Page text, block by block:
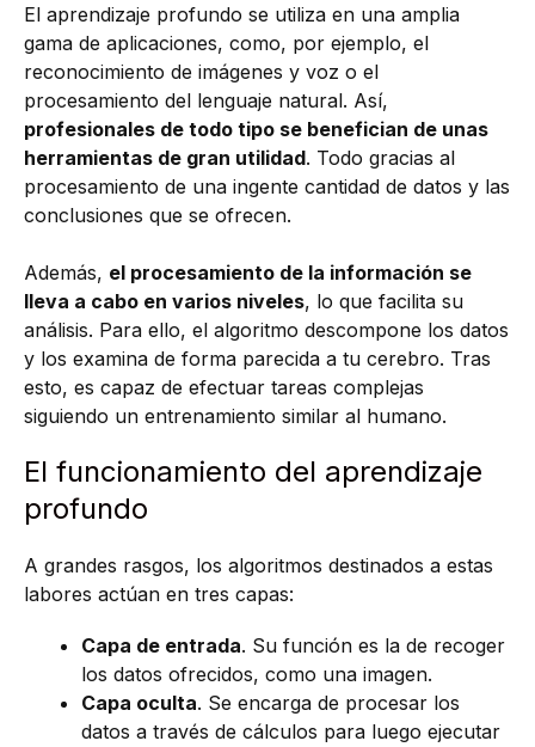
El aprendizaje profundo se utiliza en una amplia
gama de aplicaciones, como, por ejemplo, el
reconocimiento de imágenes y voz o el
procesamiento del lenguaje natural. Así,
profesionales de todo tipo se benefician de unas
herramientas de gran utilidad. Todo gracias al
procesamiento de una ingente cantidad de datos y las
conclusiones que se ofrecen.
Además, el procesamiento de la información se
lleva a cabo en varios niveles, lo que facilita su
análisis. Para ello, el algoritmo descompone los datos
y los examina de forma parecida a tu cerebro. Tras
esto, es capaz de efectuar tareas complejas
siguiendo un entrenamiento similar al humano.
El funcionamiento del aprendizaje
profundo
A grandes rasgos, los algoritmos destinados a estas
labores actúan en tres capas:
Capa de entrada. Su función es la de recoger
los datos ofrecidos, como una imagen.
Capa oculta. Se encarga de procesar los
datos a través de cálculos para luego ejecutar